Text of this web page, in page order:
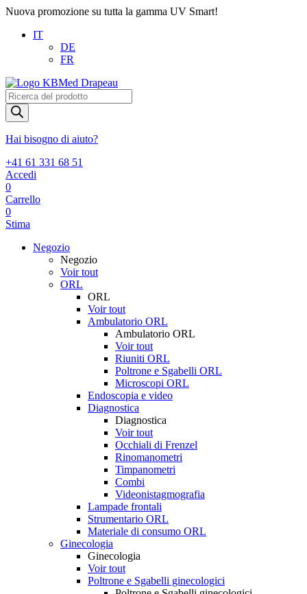
Nuova promozione su tutta la gamma UV Smart!
IT
DE
FR
Products
search
Hai bisogno di aiuto?
+41 61 331 68 51
Accedi
0
Carrello
0
Stima
Negozio
Negozio
Voir tout
ORL
ORL
Voir tout
Ambulatorio ORL
Ambulatorio ORL
Voir tout
Riuniti ORL
Poltrone e Sgabelli ORL
Microscopi ORL
Endoscopia e video
Diagnostica
Diagnostica
Voir tout
Occhiali di Frenzel
Rinomanometri
Timpanometri
Combi
Videonistagmografia
Lampade frontali
Strumentario ORL
Materiale di consumo ORL
Ginecologia
Ginecologia
Voir tout
Poltrone e Sgabelli ginecologici